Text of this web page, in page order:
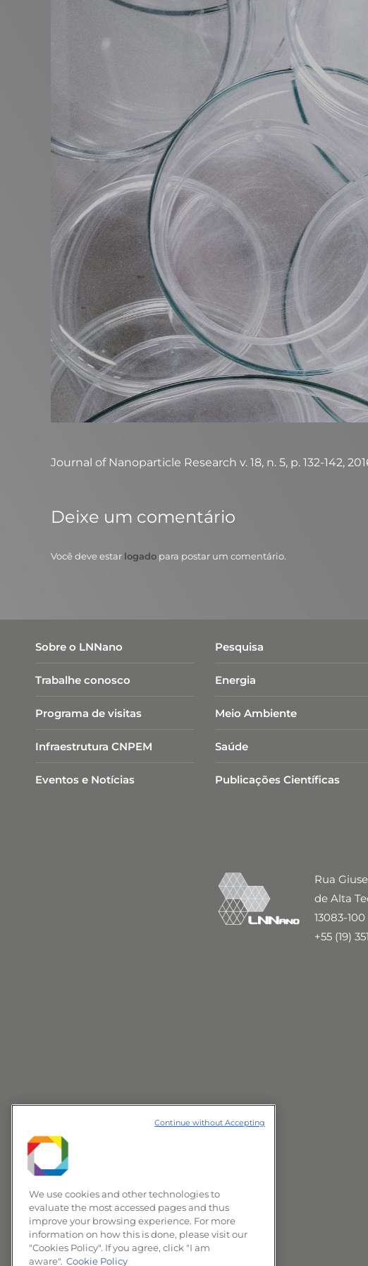
Journal of Nanoparticle Research v. 18, n. 5, p. 132-142,
Deixe um comentário
Você deve estar logado para postar um comentário.
Sobre o LNNano
Trabalhe conosco
Programa de visitas
Infraestrutura CNPEM
Eventos e Notícias
Pesquisa
Energia
Meio Ambiente
Saúde
Publicações Científicas
Rua
de Alta
13083-
+55 (19)
We use cookies and other technologies to
evaluate the most accessed pages and thus
improve your browsing experience. For more
information on how this is done, please visit our
"Cookies Policy". If you agree, click "I am
aware". Cookie Policy
Continue without Accepting